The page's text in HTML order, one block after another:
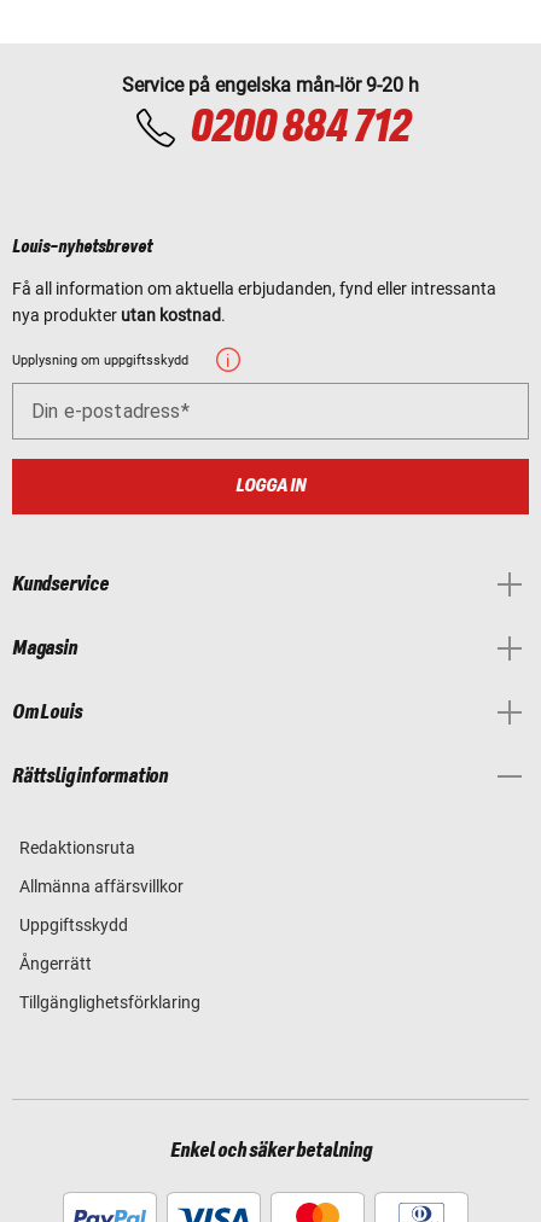
Service på engelska mån-lör 9-20 h
0200 884 712
Louis-nyhetsbrevet
Få all information om aktuella erbjudanden, fynd eller intressanta
nya produkter utan kostnad.
Upplysning om uppgiftsskydd
Din e-postadress
LOGGA IN
Kundservice
Magasin
Om Louis
Rättslig information
Redaktionsruta
Allmänna affärsvillkor
Uppgiftsskydd
Ångerrätt
Tillgänglighetsförklaring
Enkel och säker betalning